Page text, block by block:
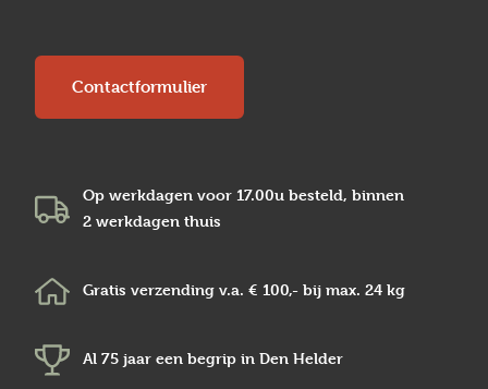
Contactformulier
Op werkdagen voor 17.00u besteld, binnen
2 werkdagen thuis
Gratis verzending v.a. € 100,- bij max. 24 kg
Al 75 jaar een begrip in Den Helder